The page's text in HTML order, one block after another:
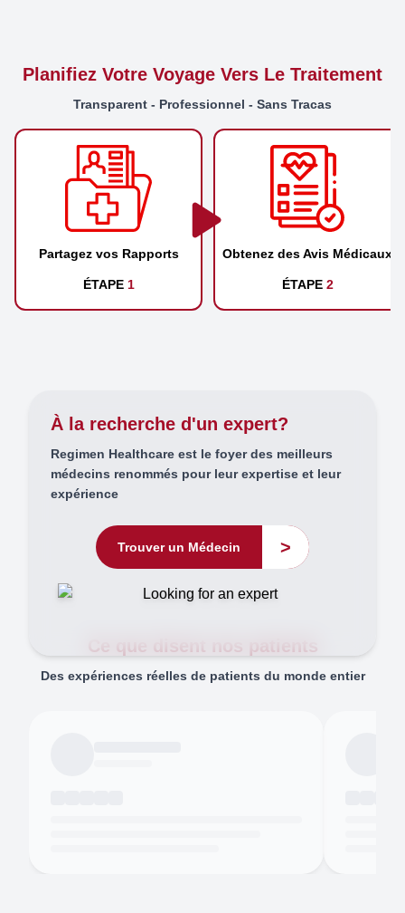
Planifiez Votre Voyage Vers Le Traitement
Transparent - Professionnel - Sans Tracas
Partagez vos Rapports
ÉTAPE 1
Obtenez des Avis Médicaux
ÉTAPE 2
À la recherche d'un expert?
Regimen Healthcare est le foyer des meilleurs
médecins renommés pour leur expertise et leur
expérience
Trouver un Médecin >
Ce que disent nos patients
Des expériences réelles de patients du monde entier